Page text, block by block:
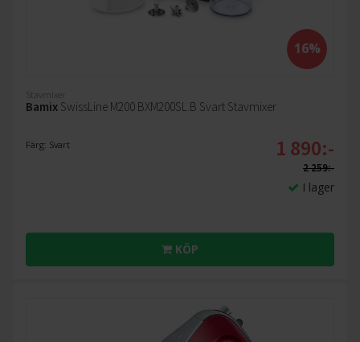
16%
Stavmixer
Bamix SwissLine M200 BXM200SL.B Svart Stavmixer
Färg: Svart 1 890:-
2 259:-
I lager
KÖP